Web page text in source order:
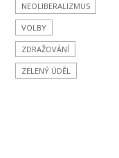
NEOLIBERALIZMUS
VOLBY
ZDRAŽOVÁNÍ
ZELENÝ ÚDĚL